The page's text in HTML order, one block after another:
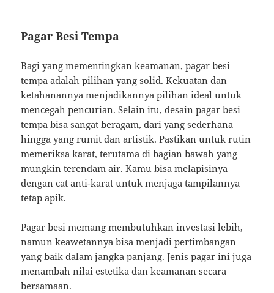
Pagar Besi Tempa
Bagi yang mementingkan keamanan, pagar besi
tempa adalah pilihan yang solid. Kekuatan dan
ketahanannya menjadikannya pilihan ideal untuk
mencegah pencurian. Selain itu, desain pagar besi
tempa bisa sangat beragam, dari yang sederhana
hingga yang rumit dan artistik. Pastikan untuk rutin
memeriksa karat, terutama di bagian bawah yang
mungkin terendam air. Kamu bisa melapisinya
dengan cat anti-karat untuk menjaga tampilannya
tetap apik.
Pagar besi memang membutuhkan investasi lebih,
namun keawetannya bisa menjadi pertimbangan
yang baik dalam jangka panjang. Jenis pagar ini juga
menambah nilai estetika dan keamanan secara
bersamaan.